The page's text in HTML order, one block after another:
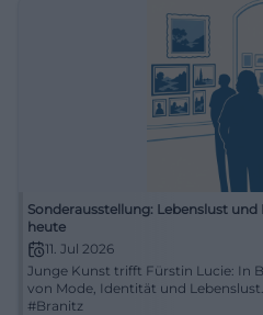
Sonderausstellung: Lebenslust
heute
11. Jul 2026
Junge Kunst trifft Fürstin Lucie: In
von Mode, Identität und
#Branitz